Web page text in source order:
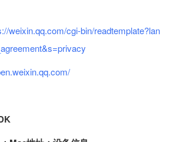
weixin.qq.com/cgi-bin/readtemplate?lan